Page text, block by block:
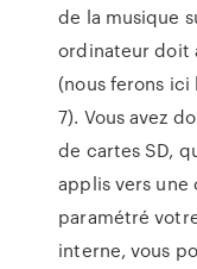
de la musique
ordinateur doit
(nous ferons
7). Vous avez
de cartes SD,
applis vers une
paramétré
interne, vous